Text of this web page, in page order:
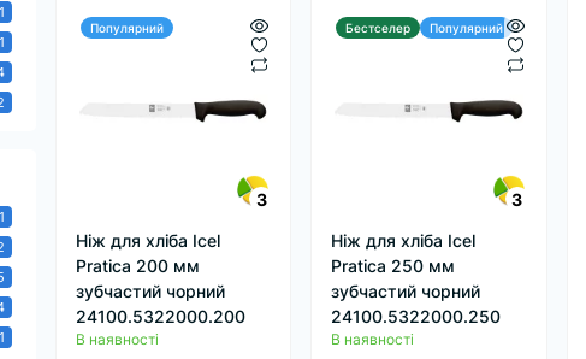
1
1
1
1
Популярний
3
Ніж для хліба Icel
Pratica 200 мм
зубчастий чорний
24100.5322000.200
В наявності
Бестселер Популярний
3
Ніж для хліба Icel
Pratica 250 мм
зубчастий чорний
24100.5322000.250
В наявності